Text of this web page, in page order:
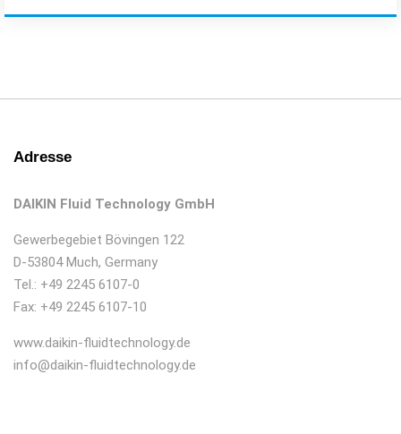
Adresse
DAIKIN Fluid Technology GmbH
Gewerbegebiet Bövingen 122
D-53804 Much, Germany
Tel.: +49 2245 6107-0
Fax: +49 2245 6107-10
www.daikin-fluidtechnology.de
info@daikin-fluidtechnology.de